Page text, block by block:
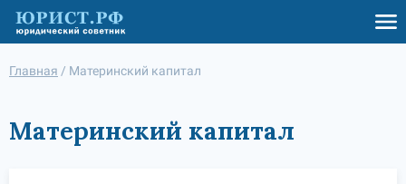
Главная / Материнский капитал
Материнский капитал